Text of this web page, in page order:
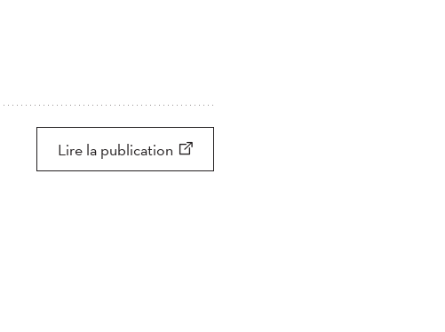
Lire la publication